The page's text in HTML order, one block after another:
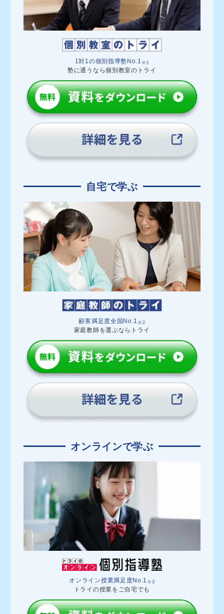
1対1の個別指導塾No.1 ※1
塾に通うなら個別教室のトライ
自宅で学ぶ
顧客満足度全国No.1 ※2
家庭教師を選ぶならトライ
オンラインで学ぶ
オンライン授業満足度No.1 ※3
トライの授業をご自宅でも